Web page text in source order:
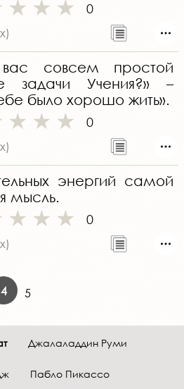
0
совсем простой
задачи Учения?» –
было хорошо жить».
0
энергий самой
мысль.
0
4 5
Джалаладдин Руми
Пабло Пикассо